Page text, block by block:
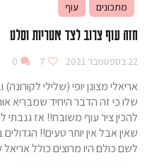
מתכונים עוף
חזה עוף צרוב לצד אטריות וסלט
22 בספטמבר 2021 7
0
אריאלי מצונן יופי (שלילי
שלו כי זה הדבר היחיד שמבריא
להכין ציר עוף משובח!! אז גנבתי
שאין אבל אין יותר טעים!!
לשם כולם היו מרוצים כולל